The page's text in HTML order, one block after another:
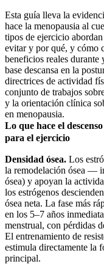
Esta guía lleva la
hace la menopausia al
tipos de ejercicio
evitar y por qué, y cómo
beneficios reales durante
base descansa en la
directrices de actividad
conjunto de trabajos
y la orientación clínica
en menopausia.
Lo que hace el
para el ejercicio
Densidad ósea. Los
la remodelación ósea —
ósea) y apoyan la
los estrógenos
ósea neta. La fase más
en los 5–7 años
menstrual, con pérdidas
El entrenamiento de
estimula directamente la
principal.